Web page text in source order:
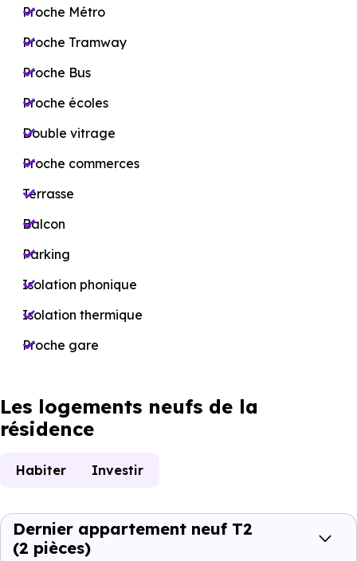
Proche Métro
Proche Tramway
Proche Bus
Proche écoles
Double vitrage
Proche commerces
Terrasse
Balcon
Parking
Isolation phonique
Isolation thermique
Proche gare
Les logements neufs de la
résidence
Habiter Investir
Dernier appartement neuf T2
(2 pièces)